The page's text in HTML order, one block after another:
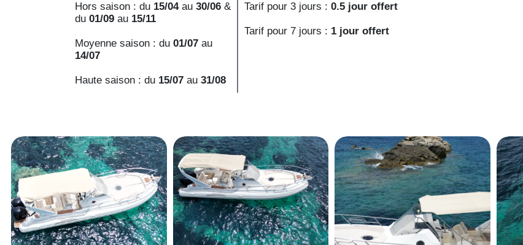
Hors saison : du 15/04au 30/06 &
du 01/09 au 15/11
Moyenne saison : du 01/07 au
14/07
Haute saison : du 15/07 au 31/08
Tarif pour 3 jours : 0.5 jour offert
Tarif pour 7 jours : 1 jour offert